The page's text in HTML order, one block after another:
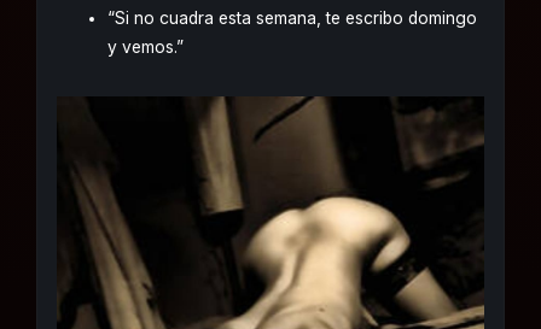
“Si no cuadra esta semana, te escribo domingo
y vemos.”